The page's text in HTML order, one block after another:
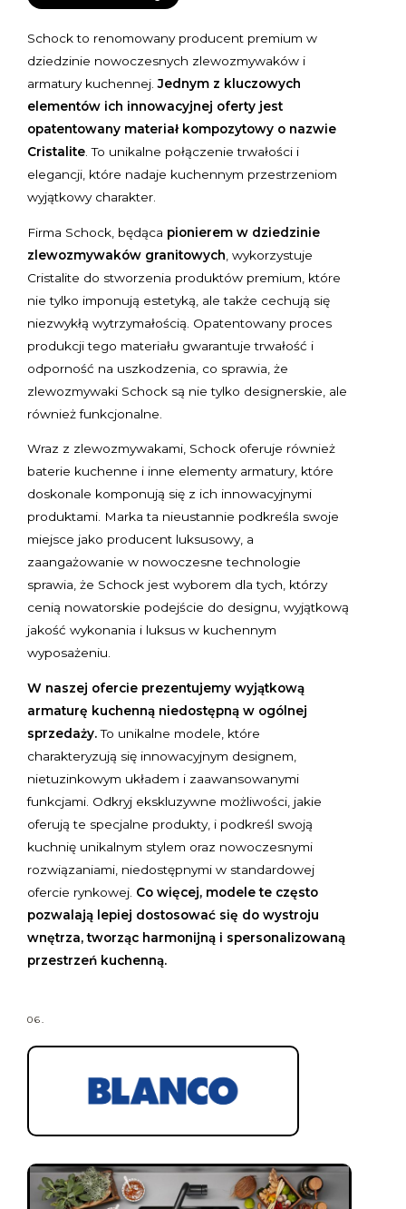
Schock to renomowany producent premium w
dziedzinie nowoczesnych zlewozmywaków i
armatury kuchennej.Jednym z kluczowych
elementów ich innowacyjnej oferty jest
opatentowany materiał kompozytowy o nazwie
Cristalite . To unikalne połączenie trwałości i
elegancji, które nadaje kuchennym przestrzeniom
wyjątkowy charakter.
Firma Schock, będąca pionierem w dziedzinie
zlewozmywaków granitowych , wykorzystuje
Cristalite do stworzenia produktów premium, które
nie tylko imponują estetyką, ale także cechują się
niezwykłą wytrzymałością. Opatentowany proces
produkcji tego materiału gwarantuje trwałość i
odporność na uszkodzenia, co sprawia, że
zlewozmywaki Schock są nie tylko designerskie, ale
również funkcjonalne.
Wraz z zlewozmywakami, Schock oferuje również
baterie kuchenne i inne elementy armatury, które
doskonale komponują się z ich innowacyjnymi
produktami. Marka ta nieustannie podkreśla swoje
miejsce jako producent luksusowy, a
zaangażowanie w nowoczesne technologie
sprawia, że Schock jest wyborem dla tych, którzy
cenią nowatorskie podejście do designu, wyjątkową
jakość wykonania i luksus w kuchennym
wyposażeniu.
W naszej ofercie prezentujemy wyjątkową
armaturę kuchenną niedostępną w ogólnej
sprzedaży.To unikalne modele, które
charakteryzują się innowacyjnym designem,
nietuzinkowym układem i zaawansowanymi
funkcjami. Odkryj ekskluzywne możliwości, jakie
oferują te specjalne produkty, i podkreśl swoją
kuchnię unikalnym stylem oraz nowoczesnymi
rozwiązaniami, niedostępnymi w standardowej
ofercie rynkowej. Co więcej, modele te często
pozwalają lepiej dostosować się do wystroju
wnętrza, tworząc harmonijną i spersonalizowaną
przestrzeń kuchenną.
06.